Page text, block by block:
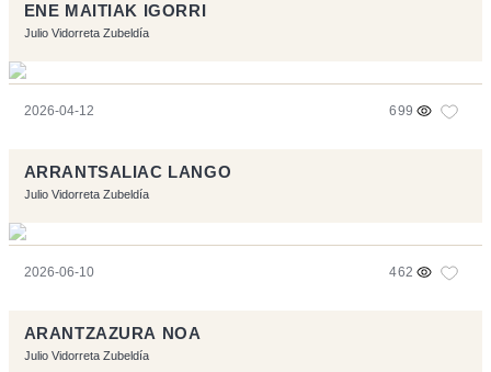
ENE MAITIAK IGORRI
Julio Vidorreta Zubeldía
2026-04-12 699
ARRANTSALIAC LANGO
Julio Vidorreta Zubeldía
2026-06-10 462
ARANTZAZURA NOA
Julio Vidorreta Zubeldía